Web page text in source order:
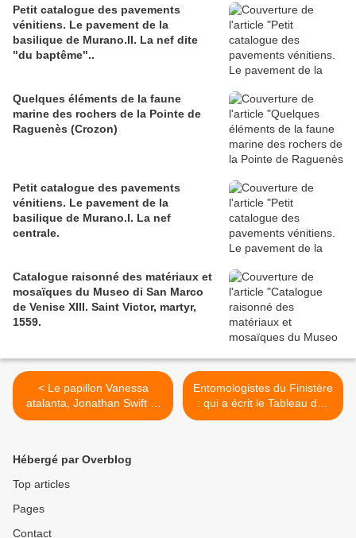
Petit catalogue des pavements
vénitiens. Le pavement de la
basilique de Murano.II. La nef dite
"du baptême"..
Quelques éléments de la faune
marine des rochers de la Pointe de
Raguenès (Crozon)
Petit catalogue des pavements
vénitiens. Le pavement de la
basilique de Murano.I. La nef
centrale.
Catalogue raisonné des matériaux et
mosaïques du Museo di San Marco
de Venise XIII. Saint Victor, martyr,
1559.
< Le papillon Vanessa
atalanta, Jonathan Swift et
Vladimir Nabokov.
Entomologistes du Finistère
: qui a écrit le Tableau des
Lépidoptères du Finistère
Hébergé par Overblog
Top articles
Pages
Contact